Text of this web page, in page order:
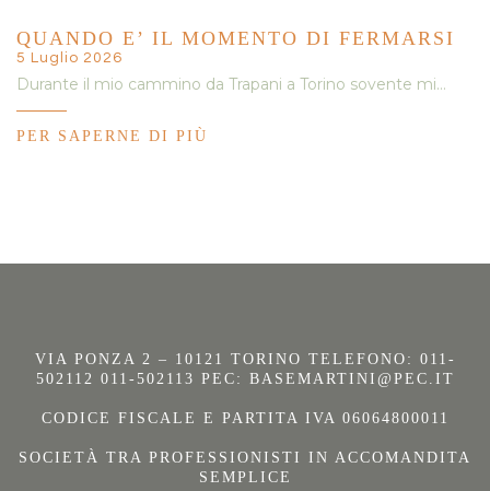
QUANDO E’ IL MOMENTO DI FERMARSI
5 Luglio 2026
Durante il mio cammino da Trapani a Torino sovente mi…
PER SAPERNE DI PIÙ
VIA PONZA 2 – 10121 TORINO TELEFONO: 011-
502112 011-502113 PEC: BASEMARTINI@PEC.IT
CODICE FISCALE E PARTITA IVA 06064800011
SOCIETÀ TRA PROFESSIONISTI IN ACCOMANDITA
SEMPLICE